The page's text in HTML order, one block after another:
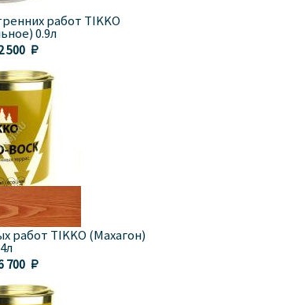
работ TIKKO
0.9л
500 
работ TIKKO (Махагон)
700 